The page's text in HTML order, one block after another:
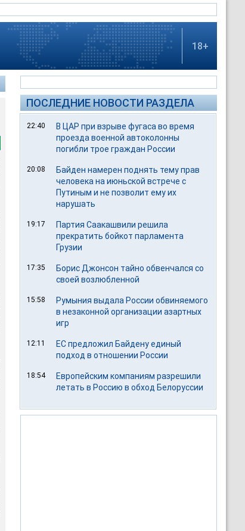
18+
ПОСЛЕДНИЕ НОВОСТИ РАЗДЕЛА
22:40
В ЦАР при взрыве фугаса во время
проезда военной автоколонны
погибли трое граждан России
20:08
Байден намерен поднять тему прав
человека на июньской встрече с
Путиным и не позволит ему их
нарушать
19:17
Партия Саакашвили решила
прекратить бойкот парламента
Грузии
17:35
Борис Джонсон тайно обвенчался со
своей возлюбленной
15:58
Румыния выдала России обвиняемого
в незаконной организации азартных
игр
12:11
ЕС предложил Байдену единый
подход в отношении России
18:54
Европейским компаниям разрешили
летать в Россию в обход Белоруссии